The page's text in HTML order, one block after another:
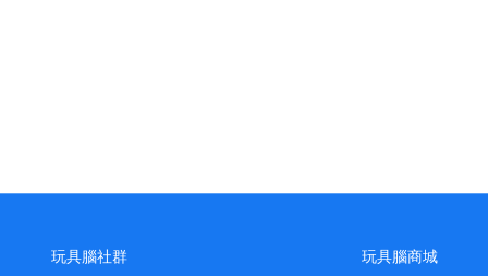
玩具腦社群 玩具腦商城